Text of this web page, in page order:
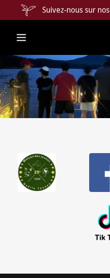
Suivez-nous sur